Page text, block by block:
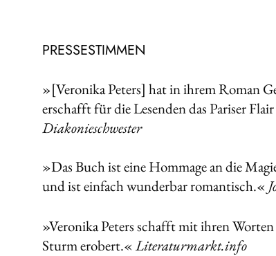
PRESSESTIMMEN
»[Veronika Peters] hat in ihrem Roman
erschafft für die Lesenden das Pariser
Diakonieschwester
»Das Buch ist eine Hommage an die
und ist einfach wunderbar romantisch.«
»Veronika Peters schafft mit ihren
Sturm erobert.«Literaturmarkt.info